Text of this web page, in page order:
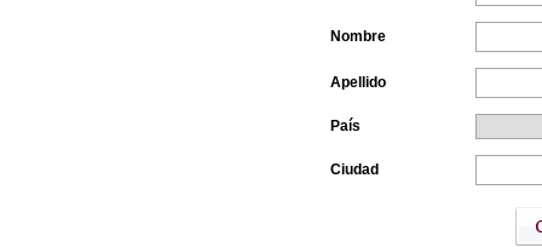
Nombre
Apellido
País
Ciudad